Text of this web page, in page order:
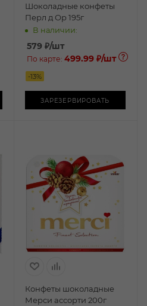
Шоколадные конфеты
Перл д Ор 195г
В наличии:
579₽/шт
По карте: 499.99 ₽/шт
-13%
ЗАРЕЗЕРВИРОВАТЬ
Конфеты шоколадные
Мерси ассорти 200г